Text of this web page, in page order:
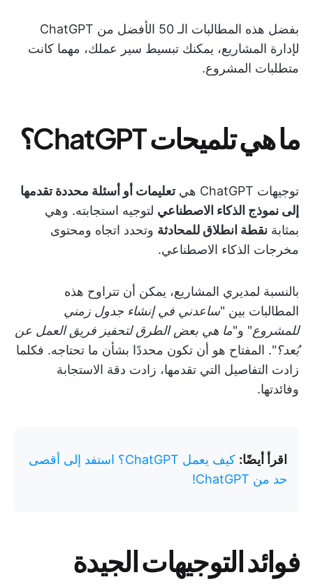
بفضل هذه المطالبات الـ 50 الأفضل من ChatGPT
لإدارة المشاريع، يمكنك تبسيط سير عملك، مهما كانت
متطلبات المشروع.
ما هي تلميحات ChatGPT؟
توجيهات ChatGPT هي
تعليمات أو أسئلة محددة تقدمها
إلى نموذج الذكاء الاصطناعي لتوجيه استجابته. وهي
بمثابة نقطة انطلاق للمحادثة وتحدد اتجاه ومحتوى
مخرجات الذكاء الاصطناعي.
بالنسبة لمديري المشاريع، يمكن أن تتراوح هذه
المطالبات بين "ساعدني في إنشاء جدول زمني
للمشروع" و"ما هي بعض الطرق لتحفيز فريق العمل عن
بُعد؟". المفتاح هو أن تكون محددًا بشأن ما تحتاجه. فكلما
زادت التفاصيل التي تقدمها، زادت دقة الاستجابة
وفائدتها.
اقرأ أيضًا:
كيف يعمل ChatGPT؟ استفد إلى أقصى
حد من ChatGPT!
فوائد التوجيهات الجيدة